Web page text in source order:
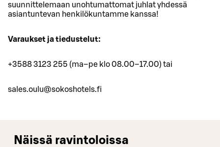
suunnittelemaan unohtumattomat juhlat yhdessä
asiantuntevan henkilökuntamme kanssa!
Varaukset ja tiedustelut:
+3588 3123 255 (ma–pe klo 08.00–17.00) tai
sales.oulu@sokoshotels.fi
Näissä ravintoloissa